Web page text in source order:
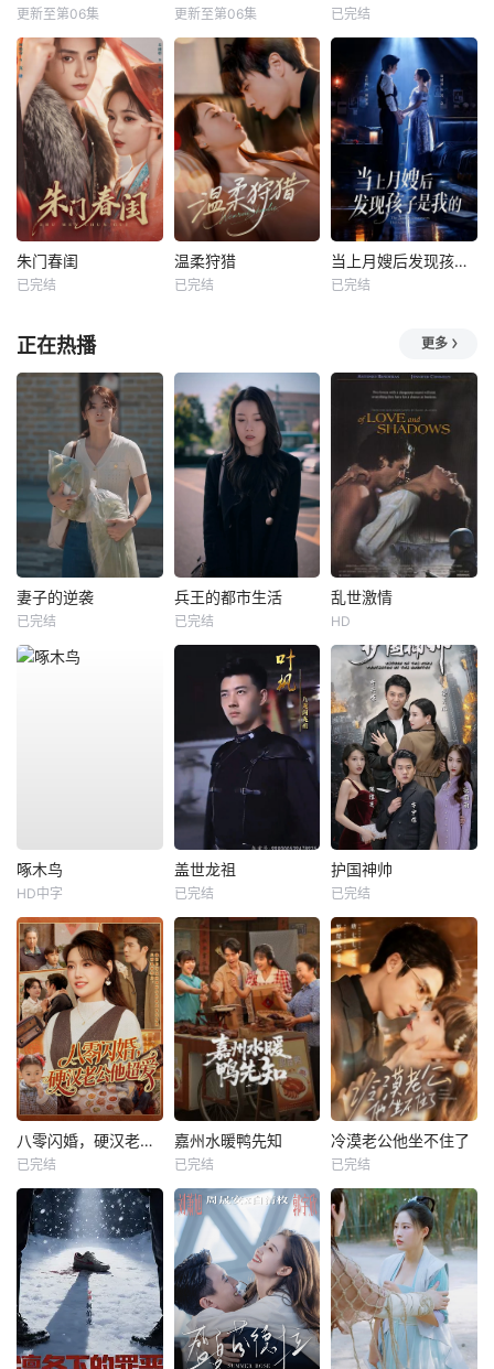
更新至第06集 更新至第06集 已完结
朱门春闺
已完结
温柔狩猎
已完结
当上月嫂后发现孩子是我的
已完结
正在热播 更多
妻子的逆袭
已完结
兵王的都市生活
已完结
乱世激情
HD
啄木鸟
HD中字
盖世龙祖
已完结
护国神帅
已完结
八零闪婚，硬汉老公他超爱
已完结
嘉州水暖鸭先知
已完结
冷漠老公他坐不住了
已完结